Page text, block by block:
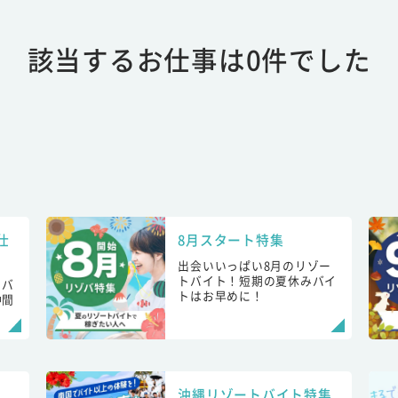
該当するお仕事は0件でした
8月スタート特集
出会いいっぱい8月のリゾー
トバイト！短期の夏休みバイ
トはお早めに！
沖縄リゾートバイト特集